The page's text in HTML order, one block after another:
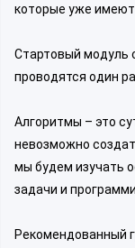
которые уже имеют
Стартовый модуль
проводятся один
Алгоритмы – это
невозможно
мы будем изучать
задачи и
Рекомендованный